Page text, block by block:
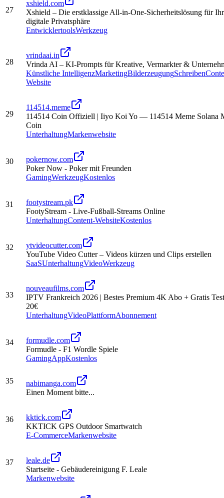
27
xshield.com
Xshield – Die erstklassige All-in-One-Sicherheitslösung für
digitale Privatsphäre
EntwicklertoolsWerkzeug
28
vrindaai.in
Vrinda AI – KI-Prompts für Kreative, Vermarkter &
Künstliche IntelligenzMarketingBilderzeugungSchreiben
Website
29
114514.meme
114514 Coin Offiziell | Iiyo Koi Yo — 114514 Meme Solana
Coin
UnterhaltungMarkenwebsite
30
pokernow.com
Poker Now - Poker mit Freunden
GamingWerkzeugKostenlos
31
footystream.pk
FootyStream - Live-Fußball-Streams Online
UnterhaltungContent-WebsiteKostenlos
32
ytvideocutter.com
YouTube Video Cutter – Videos kürzen und Clips erstellen
SaaSUnterhaltungVideoWerkzeug
33
nouveaufilms.com
IPTV Frankreich 2026 | Bestes Premium 4K Abo + Gratis
20€
UnterhaltungVideoPlattformAbonnement
34
formudle.com
Formudle - F1 Wordle Spiele
GamingAppKostenlos
35
nabimanga.com
Einen Moment bitte...
36
kktick.com
KKTICK GPS Outdoor Smartwatch
E-CommerceMarkenwebsite
37
leale.de
Startseite - Gebäudereinigung F. Leale
Markenwebsite